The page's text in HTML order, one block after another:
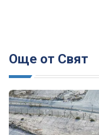
Още от Свят